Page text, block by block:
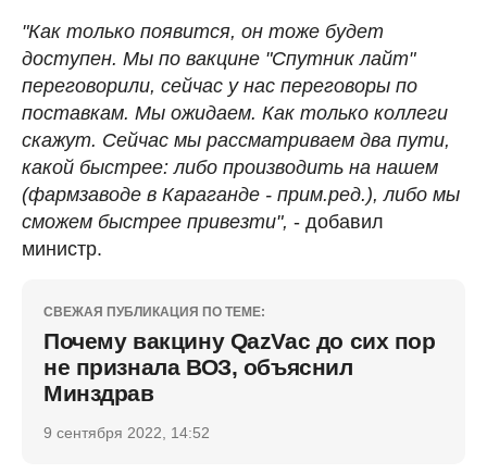
"Как только появится, он тоже будет
доступен. Мы по вакцине "Спутник лайт"
переговорили, сейчас у нас переговоры по
поставкам. Мы ожидаем. Как только коллеги
скажут. Сейчас мы рассматриваем два пути,
какой быстрее: либо производить на нашем
(фармзаводе в Караганде - прим.ред.), либо мы
сможем быстрее привезти", - добавил
министр.
СВЕЖАЯ ПУБЛИКАЦИЯ ПО ТЕМЕ:
Почему вакцину QazVac до сих пор
не признала ВОЗ, объяснил
Минздрав
9 сентября 2022, 14:52